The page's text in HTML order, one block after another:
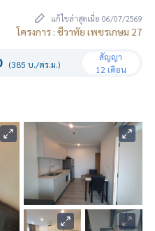
แก้ไขล่าสุดเมื่อ 06/07/2569
โครงการ : ชีวาทัย เพชรเกษม 27
(385 บ./ตร.ม.)
สัญญา
12 เดือน